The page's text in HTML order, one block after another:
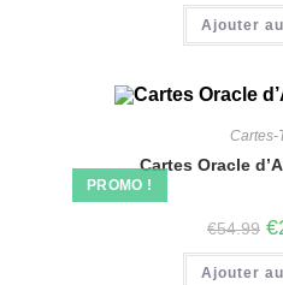
Ajouter
PROMO !
Cartes-
Cartes Oracle
€54.99 €
Ajouter